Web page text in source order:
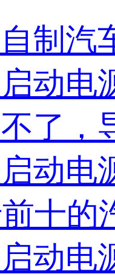
制汽
动电
了，
动电
十
动电